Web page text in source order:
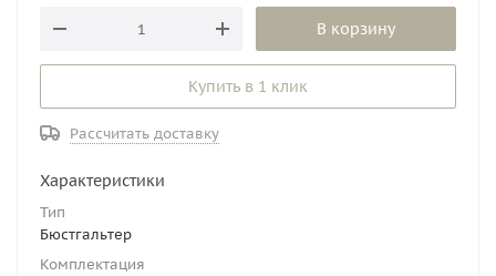
В корзину
Купить в 1 клик
Рассчитать доставку
Характеристики
Тип
Бюстгальтер
Комплектация